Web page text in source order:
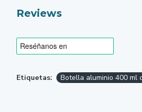
Reviews
Etiquetas: Botella aluminio 400 ml